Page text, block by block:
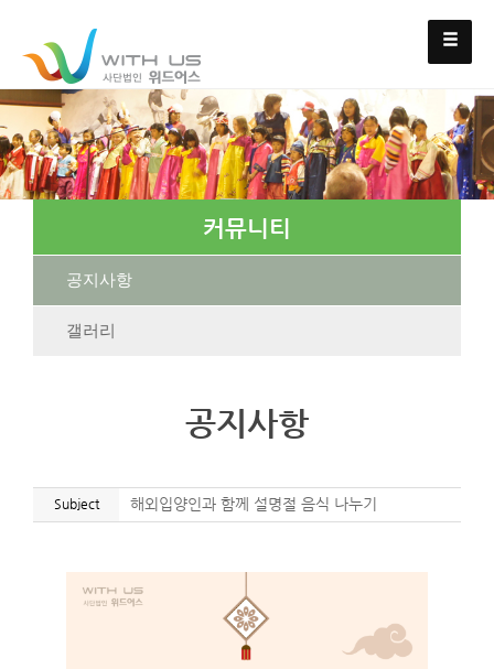
커뮤니티
공지사항
갤러리
공지사항
Subject 해외입양인과 함께 설명절 음식 나누기